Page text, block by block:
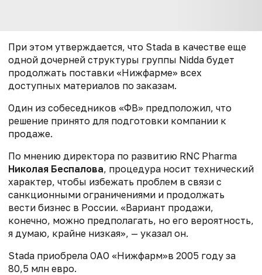
При этом утверждается, что Stada в качестве еще
одной дочерней структуры группы Nidda будет
продолжать поставки «Нижфарме» всех
доступных материалов по заказам.
Один из собеседников «ФВ» предположил, что
решение принято для подготовки компании к
продаже.
По мнению директора по развитию RNC Pharma
Николая Беспалова, процедура носит технический
характер, чтобы избежать проблем в связи с
санкционными ограничениями и продолжать
вести бизнес в России. «Вариант продажи,
конечно, можно предполагать, но его вероятность,
я думаю, крайне низкая», — указал он.
Stada приобрела ОАО «Нижфарм»в 2005 году за
80,5 млн евро.